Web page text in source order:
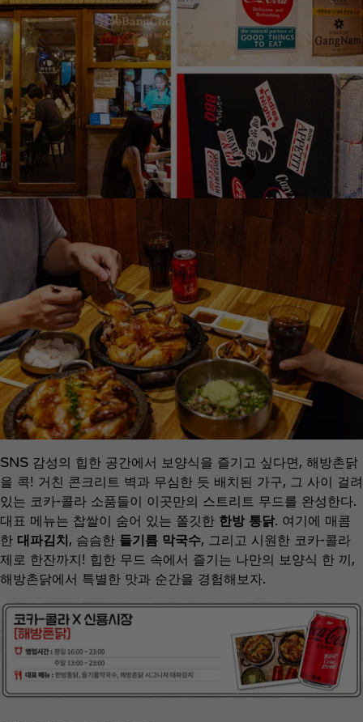
SNS 감성의 힙한 공간에서 보양식을 즐기고 싶다면, 해방촌닭
을 콕! 거친 콘크리트 벽과 무심한 듯 배치된 가구, 그 사이 걸려
있는 코카-콜라 소품들이 이곳만의 스트리트 무드를 완성한다.
대표 메뉴는 찹쌀이 숨어 있는 쫄깃한 한방 통닭. 여기에 매콤
한 대파김치, 슴슴한 들기름 막국수, 그리고 시원한 코카-콜라
제로 한잔까지! 힙한 무드 속에서 즐기는 나만의 보양식 한 끼,
해방촌닭에서 특별한 맛과 순간을 경험해보자.